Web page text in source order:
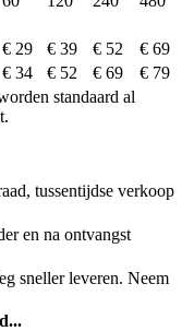
€ 29 € 39 € 52
€ 69
€ 34 € 52 € 69
€ 79
standaard al
tussentijdse verkoop
en na ontvangst
sneller leveren. Neem